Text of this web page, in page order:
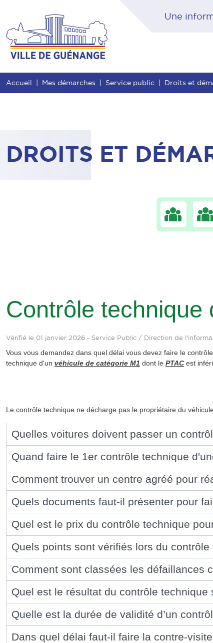
Entête de page Menu principal
Accueil Mes démarches Service public Droits et
DROITS ET
Contrôle technique
Vérifié le 01 janvier 2026 - Service Public / Direction de
Vous vous demandez dans quel délai vous devez faire le
technique d'un véhicule de catégorie M1 dont le PTAC est
Le contrôle technique ne décharge pas le propriétaire du
Quelles voitures doivent passer un
Quand faire le 1er contrôle technique
Comment trouver un centre agréé pour
Quels documents faut-il présenter pour
Quel est le prix du contrôle technique
Quels points sont vérifiés lors du contrôle
Comment sont classées les défaillances
Quel est le résultat du contrôle
Quelle est la durée de validité d’un
Dans quel délai faut-il faire la contre-